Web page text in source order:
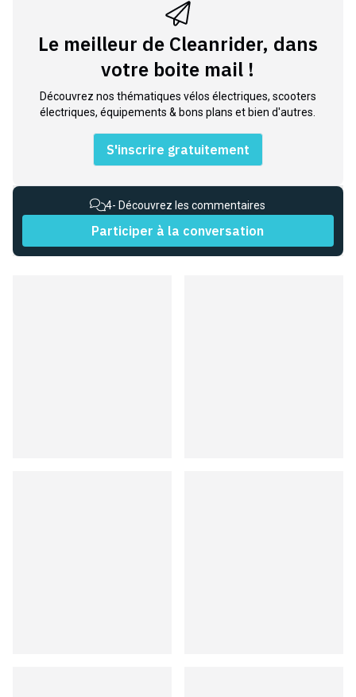
Le meilleur de Cleanrider, dans
votre boite mail !
Découvrez nos thématiques vélos électriques, scooters
électriques, équipements & bons plans et bien d'autres.
S'inscrire gratuitement
4- Découvrez les commentaires
Participer à la conversation